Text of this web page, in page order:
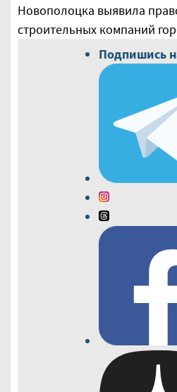
Новополоцка выявила
строительных компаний
Подпишись